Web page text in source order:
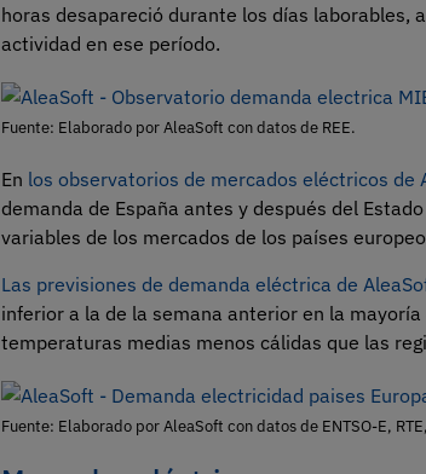
horas desapareció durante los días laborables,
actividad en ese período.
Fuente: Elaborado por AleaSoft con datos de REE.
En los observatorios de mercados eléctricos de
demanda de España antes y después del
variables de los mercados de los países
Las previsiones de demanda eléctrica de
inferior a la de la semana anterior en la
temperaturas medias menos cálidas que las
Fuente: Elaborado por AleaSoft con datos de ENTSO-E,